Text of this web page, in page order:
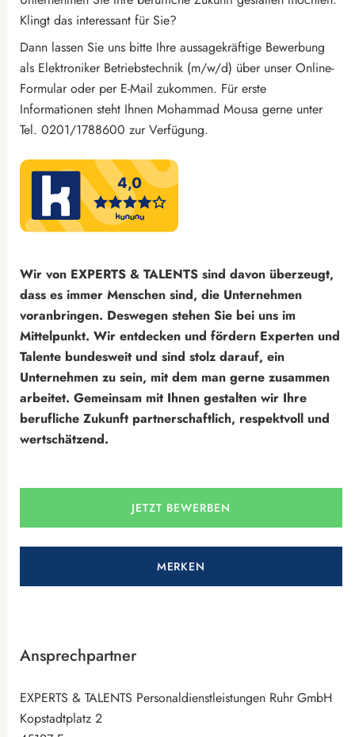
Klingt das interessant für Sie?
Dann lassen Sie uns bitte Ihre aussagekräftige Bewerbung
als Elektroniker Betriebstechnik (m/w/d) über unser Online-
Formular oder per E-Mail zukommen. Für erste
Informationen steht Ihnen Mohammad Mousa gerne unter
Tel. 0201/1788600 zur Verfügung.
Wir von EXPERTS & TALENTS sind davon überzeugt,
dass es immer Menschen sind, die Unternehmen
voranbringen. Deswegen stehen Sie bei uns im
Mittelpunkt. Wir entdecken und fördern Experten und
Talente bundesweit und sind stolz darauf, ein
Unternehmen zu sein, mit dem man gerne zusammen
arbeitet. Gemeinsam mit Ihnen gestalten wir Ihre
berufliche Zukunft partnerschaftlich, respektvoll und
wertschätzend.
JETZT BEWERBEN
MERKEN
Ansprechpartner
EXPERTS & TALENTS Personaldienstleistungen Ruhr GmbH
Kopstadtplatz 2